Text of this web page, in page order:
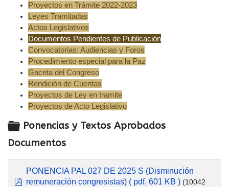
Proyectos en Trámite 2022-2023
Leyes Tramitadas
Actos Legislativos
Documentos Pendientes de Publicación
Convocatorias: Audiencias y Foros
Procedimiento especial para la Paz
Gaceta del Congreso
Rendición de Cuentas
Proyectos de Ley en tramite
Proyectos de Acto Legislativo
Carpeta
Ponencias y Textos Aprobados
Documentos
pdf
PONENCIA PAL 027 DE 2025 S (Disminución
remuneración congresistas) ( pdf, 601 KB ) (10042